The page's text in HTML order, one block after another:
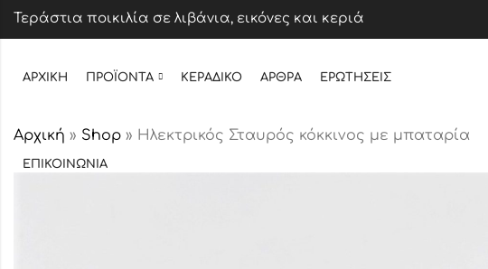
Τεράστια ποικιλία σε λιβάνια, εικόνες και κεριά
ΑΡΧΙΚΉ ΠΡΟΪΌΝΤΑ ΚΕΡΆΔΙΚΟ ΆΡΘΡΑ ΕΡΩΤΉΣΕΙΣ
ΕΠΙΚΟΙΝΩΝΊΑ
Αρχική » Shop » Ηλεκτρικός Σταυρός κόκκινος με μπαταρία